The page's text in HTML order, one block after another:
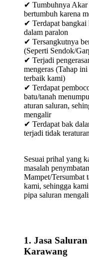
✔ Tumbuhnya Akar
bertumbuh karena
✔ Terdapat bangkai
dalam paralon
✔ Tersangkutnya
(Seperti Sendok/
✔ Terjadi
mengeras (Tahap
terbaik kami)
✔ Terdapat
batu/tanah
aturan saluran,
mengalir
✔ Terdapat bak
terjadi tidak
Sesuai prihal yang
masalah
Mampet/Tersumbat
kami, sehingga
pipa saluran
1. Jasa
Karawang